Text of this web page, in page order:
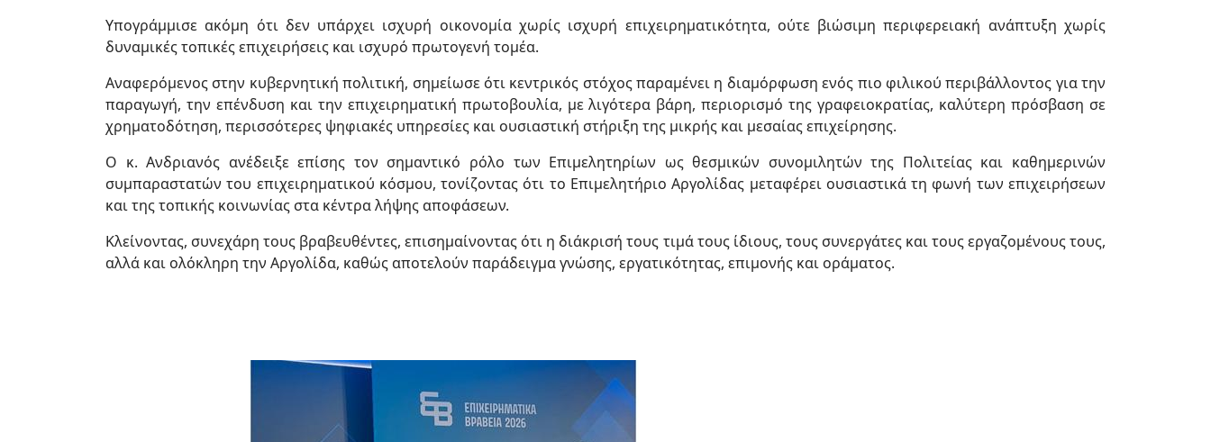
Υπογράμμισε ακόμη ότι δεν υπάρχει ισχυρή οικονομία χωρίς ισχυρή επιχειρηματικότητα, ούτε βιώσιμη περιφερειακή ανάπτυξη χωρίς
δυναμικές τοπικές επιχειρήσεις και ισχυρό πρωτογενή τομέα.
Αναφερόμενος στην κυβερνητική πολιτική, σημείωσε ότι κεντρικός στόχος παραμένει η διαμόρφωση ενός πιο φιλικού περιβάλλοντος για την
παραγωγή, την επένδυση και την επιχειρηματική πρωτοβουλία, με λιγότερα βάρη, περιορισμό της γραφειοκρατίας, καλύτερη πρόσβαση σε
χρηματοδότηση, περισσότερες ψηφιακές υπηρεσίες και ουσιαστική στήριξη της μικρής και μεσαίας επιχείρησης.
Ο κ. Ανδριανός ανέδειξε επίσης τον σημαντικό ρόλο των Επιμελητηρίων ως θεσμικών συνομιλητών της Πολιτείας και καθημερινών
συμπαραστατών του επιχειρηματικού κόσμου, τονίζοντας ότι το Επιμελητήριο Αργολίδας μεταφέρει ουσιαστικά τη φωνή των επιχειρήσεων
και της τοπικής κοινωνίας στα κέντρα λήψης αποφάσεων.
Κλείνοντας, συνεχάρη τους βραβευθέντες, επισημαίνοντας ότι η διάκρισή τους τιμά τους ίδιους, τους συνεργάτες και τους εργαζομένους τους,
αλλά και ολόκληρη την Αργολίδα, καθώς αποτελούν παράδειγμα γνώσης, εργατικότητας, επιμονής και οράματος.